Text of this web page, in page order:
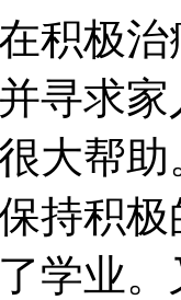
积极
寻求
大帮
持积
学业